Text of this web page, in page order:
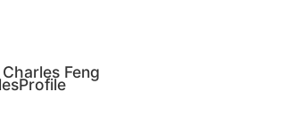
Charles Feng